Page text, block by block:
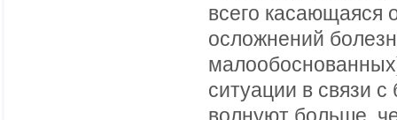
всего касающаяся
осложнений
ситуации в связи